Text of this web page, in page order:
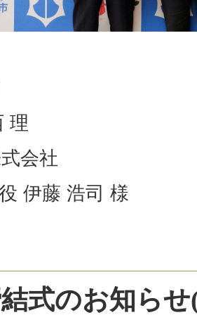
理
会社
伊藤 浩司 様
式のお知らせ